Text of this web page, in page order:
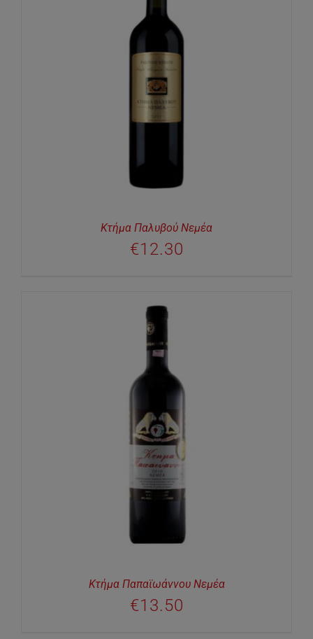
Κτήμα Παλυβού Νεμέα
€12.30
Κτήμα Παπαϊωάννου Νεμέα
€13.50